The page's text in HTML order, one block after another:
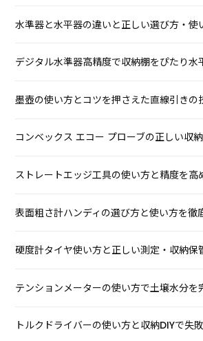
水準器と水平器の違いと正しい選び方・使
デジタル水準器高精度で収納棚をぴたり水
墨壺の使い方とコツを押さえた直線引きの
コンベックス エコー プローブの正しい収
ストレートエッジ工具の使い方と精度を高
表面粗さ計ハンディの選び方と使い方を徹
硬度計タイヤ使い方と正しい測定・収納保
テンションメーターの使い方で土壌水分を
トルクドライバーの使い方と収納DIYで失